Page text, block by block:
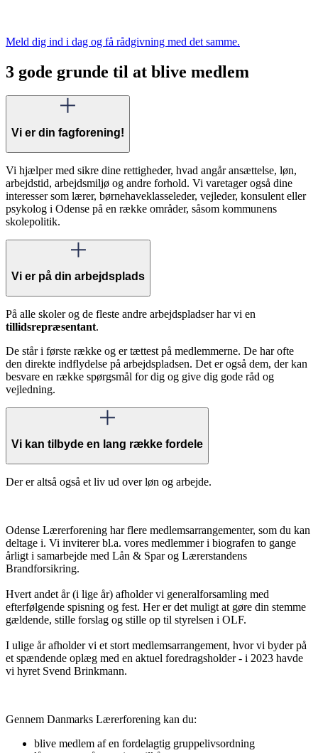
Meld dig ind i dag og få rådgivning med det samme.
3 gode grunde til at blive medlem
Vi er din fagforening!
Vi hjælper med sikre dine rettigheder, hvad angår ansættelse, løn,
arbejdstid, arbejdsmiljø og andre forhold. Vi varetager også dine
interesser som lærer, børnehaveklasseleder, vejleder, konsulent eller
psykolog i Odense på en række områder, såsom kommunens
skolepolitik.
Vi er på din arbejdsplads
På alle skoler og de fleste andre arbejdspladser har vi en
tillidsrepræsentant.
De står i første række og er tættest på medlemmerne. De har ofte
den direkte indflydelse på arbejdspladsen. Det er også dem, der kan
besvare en række spørgsmål for dig og give dig gode råd og
vejledning.
Vi kan tilbyde en lang række fordele
Der er altså også et liv ud over løn og arbejde.
Odense Lærerforening har flere medlemsarrangementer, som du kan
deltage i. Vi inviterer bl.a. vores medlemmer i biografen to gange
årligt i samarbejde med Lån & Spar og Lærerstandens
Brandforsikring.
Hvert andet år (i lige år) afholder vi generalforsamling med
efterfølgende spisning og fest. Her er det muligt at gøre din stemme
gældende, stille forslag og stille op til styrelsen i OLF.
I ulige år afholder vi et stort medlemsarrangement, hvor vi byder på
et spændende oplæg med en aktuel foredragsholder - i 2023 havde
vi hyret Svend Brinkmann.
Gennem Danmarks Lærerforening kan du:
blive medlem af en fordelagtig gruppelivsordning